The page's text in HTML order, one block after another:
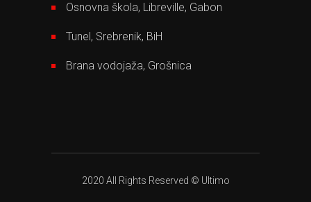
Osnovna škola, Libreville, Gabon
Tunel, Srebrenik, BiH
Brana vodojaža, Grošnica
2020 All Rights Reserved © Ultimo